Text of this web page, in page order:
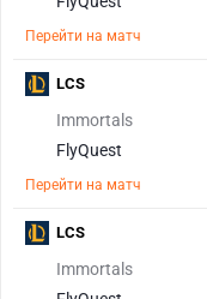
Перейти на матч
Immortals
FlyQuest
Перейти на матч
LCS
Immortals
LCS